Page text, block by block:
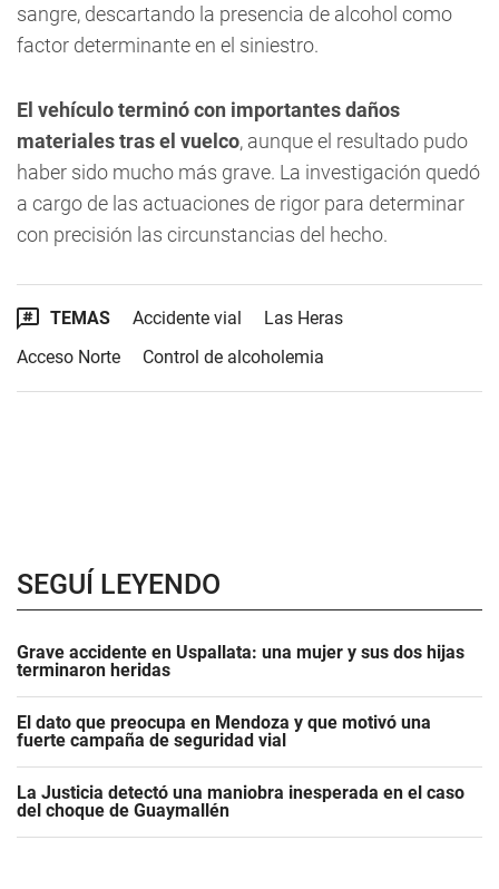
sangre, descartando la presencia de alcohol como
factor determinante en el siniestro.
El vehículo terminó con importantes daños
materiales tras el vuelco, aunque el resultado pudo
haber sido mucho más grave. La investigación quedó
a cargo de las actuaciones de rigor para determinar
con precisión las circunstancias del hecho.
TEMAS Accidente vial
Las Heras
Acceso Norte
Control de alcoholemia
SEGUÍ LEYENDO
Grave accidente en Uspallata: una mujer y sus dos hijas
terminaron heridas
El dato que preocupa en Mendoza y que motivó una
fuerte campaña de seguridad vial
La Justicia detectó una maniobra inesperada en el caso
del choque de Guaymallén